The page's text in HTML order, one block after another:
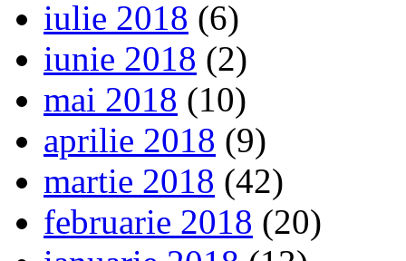
iulie 2018 (6)
iunie 2018 (2)
mai 2018 (10)
aprilie 2018 (9)
martie 2018 (42)
februarie 2018 (20)